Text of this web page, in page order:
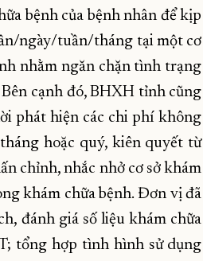
bệnh của bệnh nhân để kịp
ngày/tuần/tháng tại một cơ
nhằm ngăn chặn tình trạng
cạnh đó, BHXH tỉnh cũng
phát hiện các chi phí không
hoặc quý, kiên quyết từ
chỉnh, nhắc nhở cơ sở khám
khám chữa bệnh. Đơn vị đã
đánh giá số liệu khám chữa
tổng hợp tình hình sử dụng